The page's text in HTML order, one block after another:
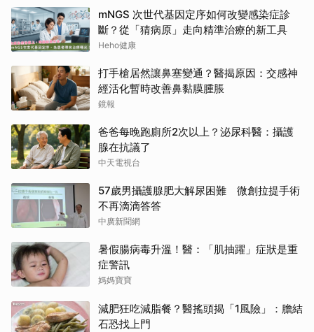
mNGS 次世代基因定序如何改變感染症診
斷？從「猜病原」走向精準治療的新工具
Heho健康
打手槍居然讓鼻塞變通？醫揭原因：交感神
經活化暫時改善鼻黏膜腫脹
鏡報
爸爸每晚跑廁所2次以上？泌尿科醫：攝護
腺在抗議了
中天電視台
57歲男攝護腺肥大解尿困難 微創拉提手術
不再滴滴答答
中廣新聞網
暑假腸病毒升溫！醫：「肌抽躍」症狀是重
症警訊
媽媽寶寶
減肥狂吃減脂餐？醫搖頭揭「1風險」：膽結
石恐找上門